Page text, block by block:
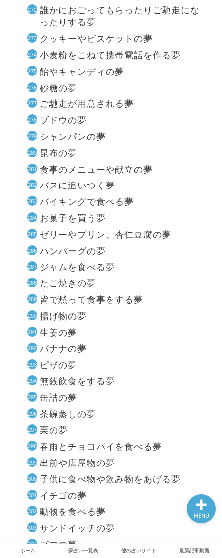
誰かにおごってもらったりご馳走にな
ったりする夢
クッキーやビスケットの夢
小麦粉をこねて携帯電話を作る夢
飴やキャンディの夢
砂糖の夢
ご馳走が用意される夢
ブドウの夢
シャンパンの夢
昆布の夢
食事のメニューや献立の夢
バスに追いつく夢
バイキングで食べる夢
お菓子を買う夢
ゼリーやプリン、杏仁豆腐の夢
ハンバーグの夢
ジャムを食べる夢
たこ焼きの夢
皆で黙って食事をする夢
揚げ物の夢
生姜の夢
バナナの夢
ピザの夢
無銭飲食をする夢
缶詰の夢
茶碗蒸しの夢
栗の夢
春雨とチョコパイを食べる夢
出前や店屋物の夢
子供に食べ物や飲み物をあげる夢
イチゴの夢
動物を食べる夢
サンドイッチの夢
ゴマの夢
ホーム 夢占い一覧表 他の占いサイト 最新記事動画
MENU